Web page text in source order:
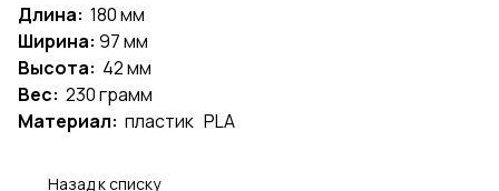
Длина: 180 мм
Ширина: 97 мм
Высота: 42 мм
Вес: 230 грамм
Материал: пластик PLA
Назад к списку